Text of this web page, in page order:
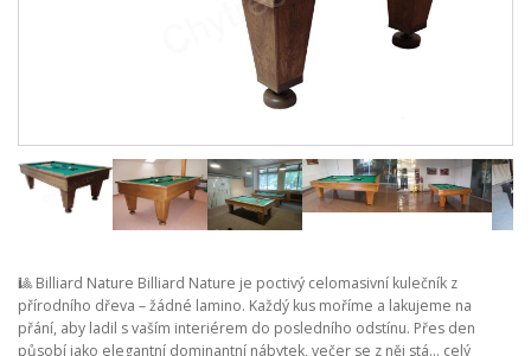
🎱 Billiard Nature Billiard Nature je poctivý celomasivní kulečník z
přírodního dřeva – žádné lamino. Každý kus moříme a lakujeme na
přání, aby ladil s vaším interiérem do posledního odstínu. Přes den
působí jako elegantní dominantní nábytek, večer se z něj stá... celý